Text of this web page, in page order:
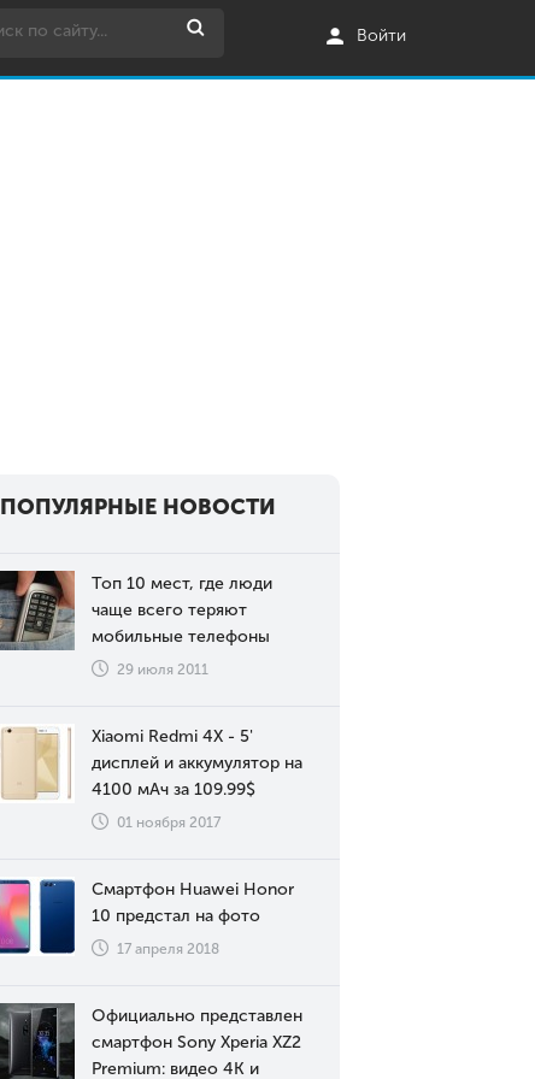
Войти
ПОПУЛЯРНЫЕ НОВОСТИ
Топ 10 мест, где люди
чаще всего теряют
мобильные телефоны
29 июля 2011
Xiaomi Redmi 4X - 5'
дисплей и аккумулятор на
4100 мАч за 109.99$
01 ноября 2017
Смартфон Huawei Honor
10 предстал на фото
17 апреля 2018
Официально представлен
смартфон Sony Xperia XZ2
Premium: видео 4К и